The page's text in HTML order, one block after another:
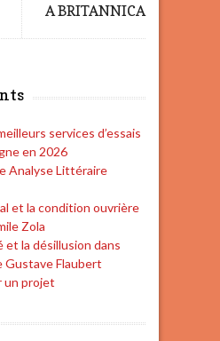
A BRITANNICA
services d’essais
en 2026
Analyse Littéraire
et la condition ouvrière
Zola
et la désillusion dans
Gustave Flaubert
un projet